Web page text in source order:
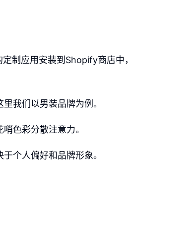
制应用安装到Shopify商店中，
我们以男装品牌为例。
色彩分散注意力。
个人偏好和品牌形象。